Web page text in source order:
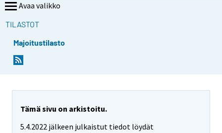
Avaa valikko
TILASTOT
Majoitustilasto
Tämä sivu on arkistoitu.
5.4.2022 jälkeen julkaistut tiedot löydät